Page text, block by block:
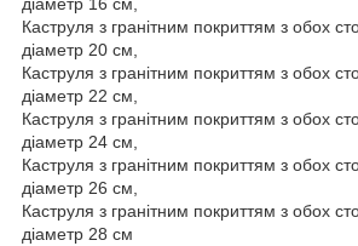
діаметр 16 см,
Каструля з гранітним покриттям з обох
діаметр 20 см,
Каструля з гранітним покриттям з обох
діаметр 22 см,
Каструля з гранітним покриттям з обох
діаметр 24 см,
Каструля з гранітним покриттям з обох
діаметр 26 см,
Каструля з гранітним покриттям з обох
діаметр 28 см